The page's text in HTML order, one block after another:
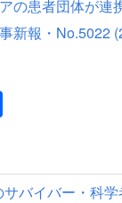
の患者団体が連
新報・No.5022
バイバー・科